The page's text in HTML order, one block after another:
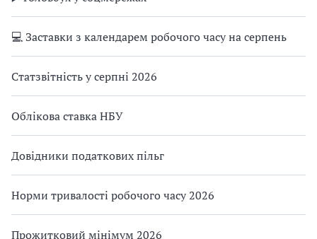
💻 Заставки з календарем робочого часу на серпень
Статзвітність у серпні 2026
Облікова ставка НБУ
Довідники податкових пільг
Норми тривалості робочого часу 2026
Прожитковий мінімум 2026